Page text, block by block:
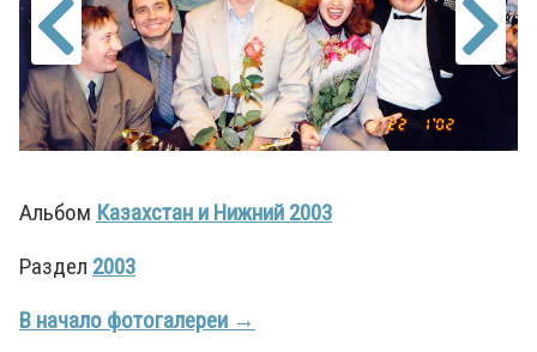
Альбом Казахстан и Нижний 2003
Раздел 2003
В начало фотогалереи →